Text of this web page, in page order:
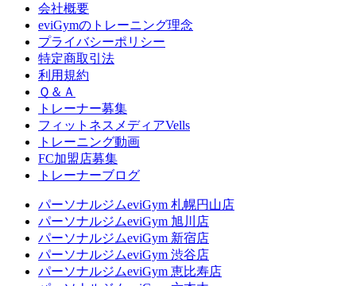
会社概要
eviGymのトレーニング理念
プライバシーポリシー
特定商取引法
利用規約
Ｑ＆Ａ
トレーナー募集
フィットネスメディアVells
トレーニング動画
FC加盟店募集
トレーナーブログ
パーソナルジムeviGym 札幌円山店
パーソナルジムeviGym 旭川店
パーソナルジムeviGym 新宿店
パーソナルジムeviGym 渋谷店
パーソナルジムeviGym 恵比寿店